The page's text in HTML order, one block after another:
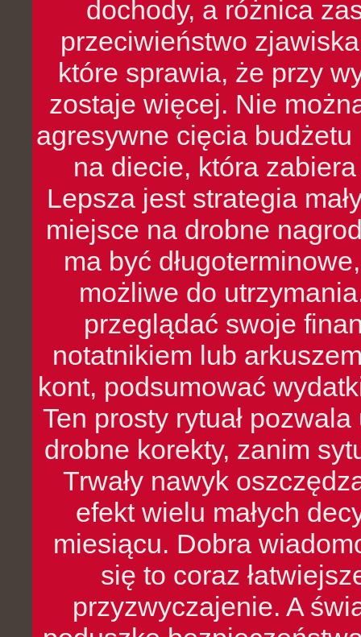
dochody, a różnica
przeciwieństwo
które sprawia, że przy
zostaje więcej. Nie
agresywne cięcia
na diecie, która
Lepsza jest strategia
miejsce na drobne
ma być
możliwe do
przeglądać swoje
notatnikiem lub
kont, podsumować
Ten prosty rytuał
drobne korekty, zanim
Trwały nawyk
efekt wielu małych
miesiącu. Dobra
się to coraz
przyzwyczajenie. A